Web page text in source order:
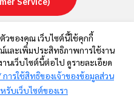
รใช้สิทธิของเจ้าของข้อมูลส่วน
ล
รับเว็บไซต์ของเรา
รา
วของคุณ เว็บไซต์นี้ใช้คุกกี้
ละเพิ่มประสิทธิภาพการใช้งาน
นเว็บไซต์นี้ต่อไป ดูรายละเอียด
รใช้สิทธิของเจ้าของข้อมูลส่วน
รับเว็บไซต์ของเรา